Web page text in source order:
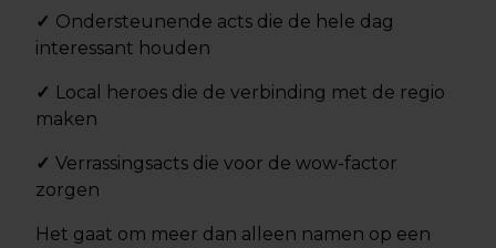
✓ Ondersteunende acts die de hele dag
interessant houden
✓ Local heroes die de verbinding met de regio
maken
✓ Verrassingsacts die voor de wow-factor
zorgen
Het gaat om meer dan alleen namen op een